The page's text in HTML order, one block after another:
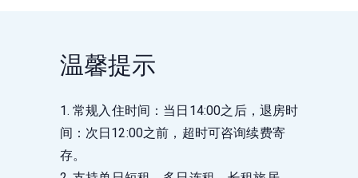
温馨提示
1. 常规入住时间：当日14:00之后，退房时
间：次日12:00之前，超时可咨询续费寄
存。